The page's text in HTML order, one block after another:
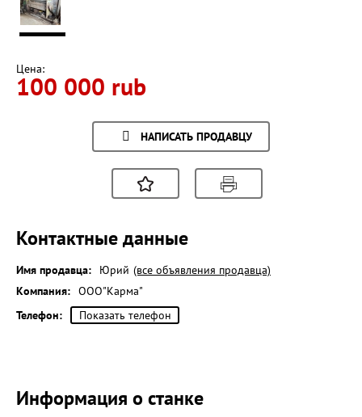
Цена:
100 000 rub
НАПИСАТЬ ПРОДАВЦУ
Контактные данные
Имя продавца: Юрий (все объявления продавца)
Компания: ООО"Карма"
Телефон:
Показать телефон
Информация о станке